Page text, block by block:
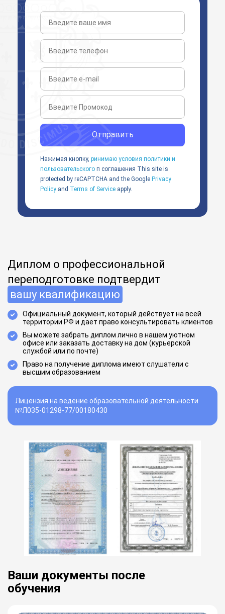
Отправить
Нажимая кнопку, ринимаю условия политики и
пользовательского п соглашения This site is
protected by reCAPTCHA and the Google Privacy
Policy and Terms of Service apply.
Диплом о профессиональной
переподготовке подтвердит
вашу квалификацию
Официальный документ, который действует на всей
территории РФ и дает право консультировать клиентов
Вы можете забрать диплом лично в нашем уютном
офисе или заказать доставку на дом (курьерской
службой или по почте)
Право на получение диплома имеют слушатели с
высшим образованием
Лицензия на ведение образовательной деятельности
№Л035-01298-77/00180430
Ваши документы после
обучения